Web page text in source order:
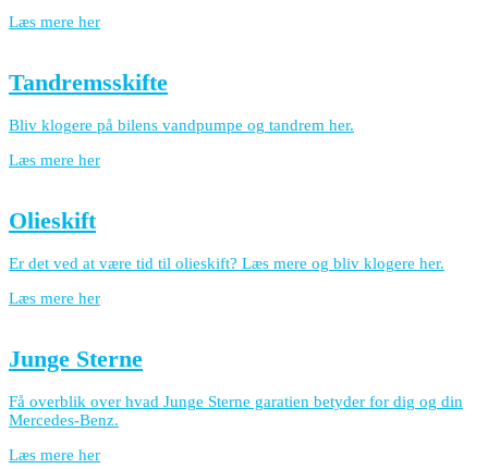
Læs mere her
Tandremsskifte
Bliv klogere på bilens vandpumpe og tandrem her.
Læs mere her
Olieskift
Er det ved at være tid til olieskift? Læs mere og bliv klogere her.
Læs mere her
Junge Sterne
Få overblik over hvad Junge Sterne garatien betyder for dig og din
Mercedes-Benz.
Læs mere her